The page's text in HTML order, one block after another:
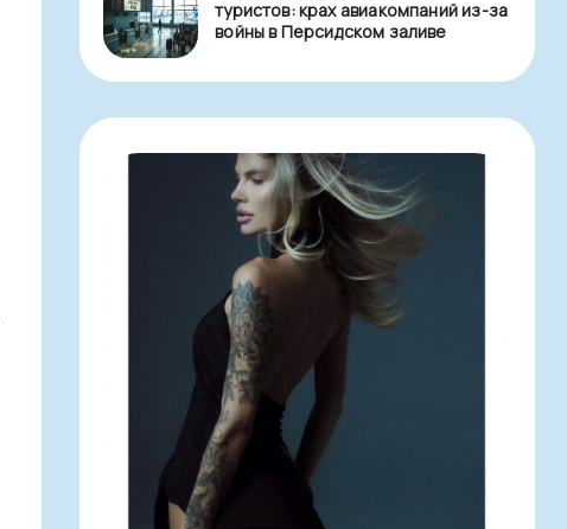
туристов: крах авиакомпаний из-за
войны в Персидском заливе